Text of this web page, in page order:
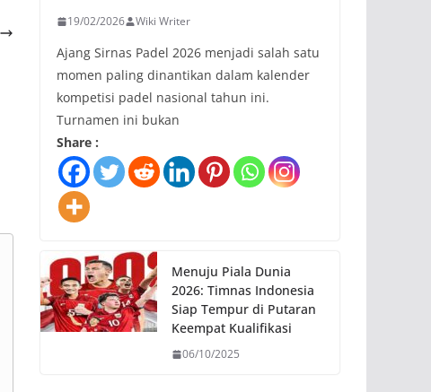
19/02/2026 Wiki Writer
Ajang Sirnas Padel 2026 menjadi salah satu
momen paling dinantikan dalam kalender
kompetisi padel nasional tahun ini.
Turnamen ini bukan
Share :
Menuju Piala Dunia
2026: Timnas Indonesia
Siap Tempur di Putaran
Keempat Kualifikasi
06/10/2025